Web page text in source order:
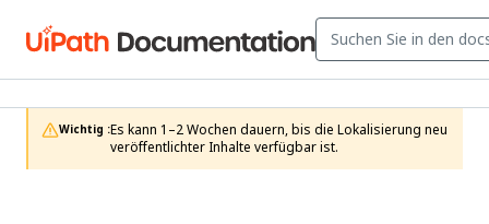
Wichtig :Es kann 1–2 Wochen dauern, bis die Lokalisierung neu
veröffentlichter Inhalte verfügbar ist.